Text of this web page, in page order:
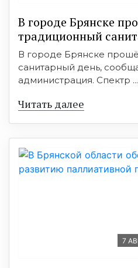
В городе Брянске
традиционный
В городе Брянске
санитарный день,
администрация. Спектр ...
Читать далее
7